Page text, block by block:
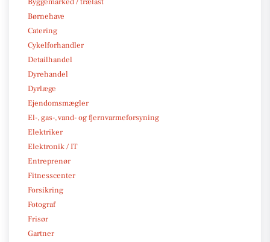
Børnehave
Catering
Cykelforhandler
Detailhandel
Dyrehandel
Dyrlæge
Ejendomsmægler
El-, gas-, vand- og fjernvarmeforsyning
Elektriker
Elektronik / IT
Entreprenør
Fitnesscenter
Forsikring
Fotograf
Frisør
Gartner